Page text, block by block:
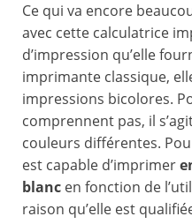
Ce qui va encore
avec cette calculatrice
d’impression qu’elle
imprimante classique,
impressions bicolores.
comprennent pas, il
couleurs différentes.
est capable d’imprimer
blanc en fonction de
raison qu’elle est